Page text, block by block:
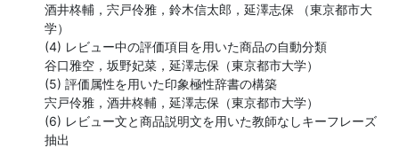
酒井柊輔，宍戸伶雅，鈴木信太郎，延澤志保 （東京都市大
学）
(4) レビュー中の評価項目を用いた商品の自動分類
谷口雅空，坂野妃菜，延澤志保（東京都市大学）
(5) 評価属性を用いた印象極性辞書の構築
宍戸伶雅，酒井柊輔，延澤志保（東京都市大学）
(6) レビュー文と商品説明文を用いた教師なしキーフレーズ
抽出